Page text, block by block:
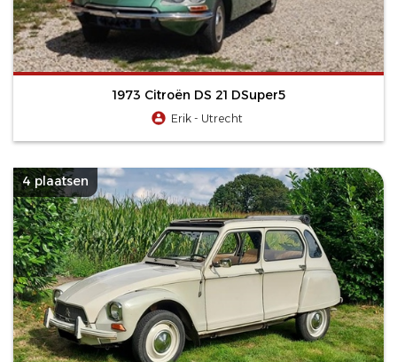
1973 Citroën DS 21 DSuper5
Erik - Utrecht
4 plaatsen